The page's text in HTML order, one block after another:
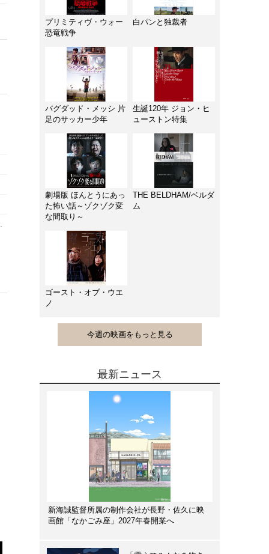
プリミティヴ・ウォー
恐竜戦争
白パンと独裁者
バグダッド・メッシ 片
足のサッカー少年
生誕120年 ジョン・ヒ
ューストン特集
劇場版 ほんとうにあっ
た怖い話～ゾクゾク変
な間取り～
THE BELDHAM/ベルダ
ム
ゴースト・オブ・ウエ
ノ
今週の映画をもっと見る
最新ニュース
新海誠監督所属の制作会社が長野・佐久に映
画館「なかごみ座」2027年春開業へ